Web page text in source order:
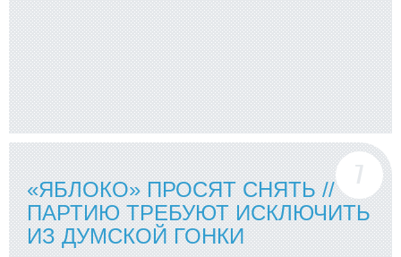
«ЯБЛОКО» ПРОСЯТ СНЯТЬ //
ПАРТИЮ ТРЕБУЮТ ИСКЛЮЧИТЬ
ИЗ ДУМСКОЙ ГОНКИ